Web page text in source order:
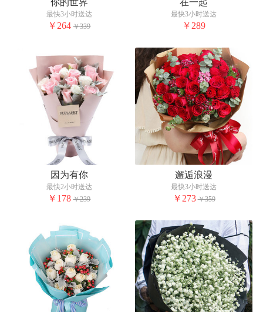
最快3小时送达
￥264 ￥339
最快3小时送达
￥289
因为有你
最快2小时送达
￥178 ￥239
邂逅浪漫
最快3小时送达
￥273 ￥359